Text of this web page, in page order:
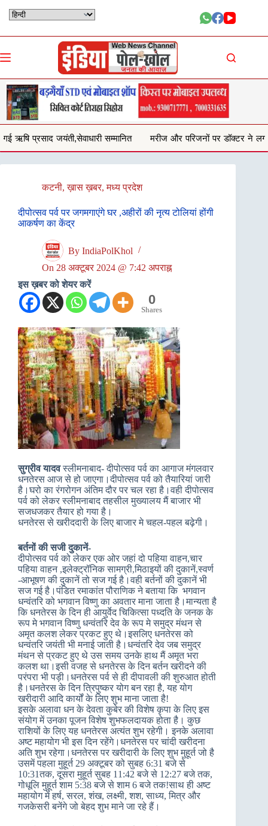
सम्मानित मरीज और परिजनों पर डॉक्टर ने लगाये गालीगलौच और मारपीट
कटनी,ख़ास ख़बर,मध्य प्रदेश
दीपोत्सव पर्व पर जगमगाएंगे घर ,अहीरों की नृत्य टोलियां होंगी
आकर्षण का केंद्र
By IndiaPolKhol
On 28 अक्टूबर 2024 @ 7:42 अपराह्न
इस ख़बर को शेयर करें
0
Shares
सुग्रीव यादवस्लीमनाबाद- दीपोत्सव पर्व का आगाज मंगलवार
धनतेरस आज से हो जाएगा।दीपोत्सव पर्व को तैयारियां जारी
है।घरो का रंगरोगन अंतिम दौर पर चल रहा है।वही दीपोत्सव
पर्व को लेकर स्लीमनाबाद तहसील मुख्यालय मैं बाजार भी
सजधजकर तैयार हो गया है।
धनतेरस से खरीददारी के लिए बाजार मे चहल-पहल बढ़ेगी।
बर्तनों की सजी दुकानें-
दीपोत्सव पर्व को लेकर एक ओर जहां दो पहिया वाहन,चार
पहिया वाहन ,इलेक्ट्रॉनिक सामग्री,मिठाइयों की दुकानें,स्वर्ण
-आभूषण की दुकानें तो सज गई है।वही बर्तनों की दुकानें भी
सज गई है।पंडित रमाकांत पौराणिक ने बताया कि भगवान
धन्वंतरि को भगवान विष्णु का अवतार माना जाता है।मान्यता है
कि धनतेरस के दिन ही आयुर्वेद चिकित्सा पध्दति के जनक के
रूप मे भगवान विष्णु धन्वंतरि देव के रूप मे समुद्र मंथन से
अमृत कलश लेकर प्रकट हुए थे।इसलिए धनतेरस को
धन्वंतरि जयंती भी मनाई जाती है।धन्वंतरि देव जब समुद्र
मंथन से प्रकट हुए थे उस समय उनके हाथ मैं अमृत भरा
कलश था।इसी वजह से धनतेरस के दिन बर्तन खरीदने की
परंपरा भी पड़ी।धनतेरस पर्व से ही दीपावली की शुरुआत होती
है।धनतेरस के दिन त्रिपुष्कर योग बन रहा है, यह योग
खरीदारी आदि कार्यों के लिए शुभ माना जाता है!
इसके अलावा धन के देवता कुबेर की विशेष कृपा के लिए इस
संयोग में उनका पूजन विशेष शुभफलदायक होता है। कुछ
राशियों के लिए यह धनतेरस अत्यंत शुभ रहेगी। इनके अलावा
अष्ट महायोग भी इस दिन रहेंगे।धनतेरस पर चांदी खरीदना
अति शुभ रहेगा।धनतेरस पर खरीदारी के लिए शुभ मुहूर्त जो है
उसमें पहला मुहूर्त 29 अक्टूबर को सुबह 6:31 बजे से
10:31तक, दूसरा मुहूर्त सुबह 11:42 बजे से 12:27 बजे तक,
गोधूलि मुहूर्त शाम 5:38 बजे से शाम 6 बजे तक!साथ ही अष्ट
महायोग में हर्ष, सरल, शंख, लक्ष्मी, शश, साध्य, मित्र और
गजकेसरी बनेंगे जो बेहद शुभ माने जा रहे हैं।